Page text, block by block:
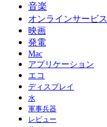
音楽
オンラインサービス
映画
発電
Mac
アプリケーション
エコ
ディスプレイ
水
軍事兵器
レビュー